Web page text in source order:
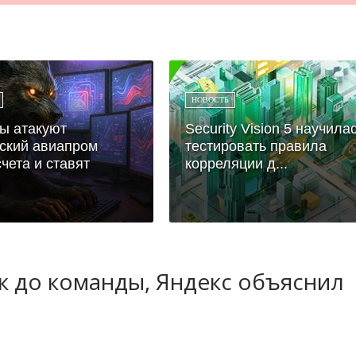
атакуют
авиапром
и ставят
НОВОСТЬ
Security Vision 5
тестировать правила
корреляции д...
до команды, Яндекс объяснил